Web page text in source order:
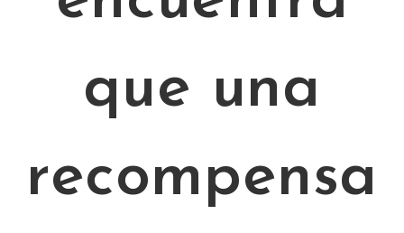
que una
recompensa